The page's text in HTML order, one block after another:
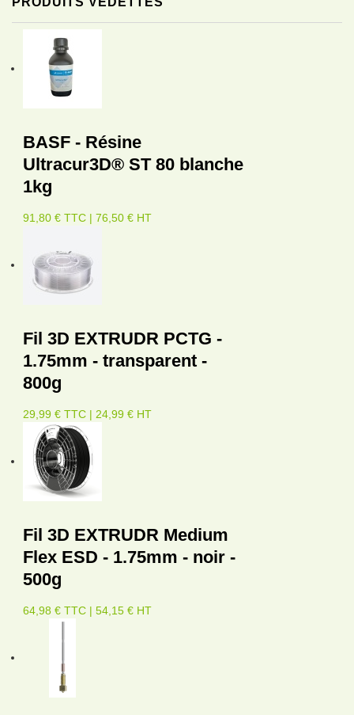
BASF - Résine
Ultracur3D® ST 80 blanche
1kg
91,80 € TTC | 76,50 € HT
Fil 3D EXTRUDR PCTG -
1.75mm - transparent -
800g
29,99 € TTC | 24,99 € HT
Fil 3D EXTRUDR Medium
Flex ESD - 1.75mm - noir -
500g
64,98 € TTC | 54,15 € HT